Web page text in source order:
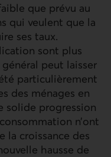
que prévu au
qui veulent que la
ses taux.
sont plus
peut laisser
particulièrement
des ménages en
solide progression
n’ont
la croissance des
hausse de